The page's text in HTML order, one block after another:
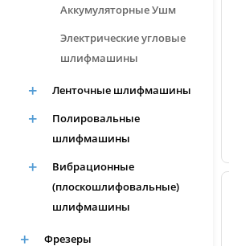
Аккумуляторные Ушм
Электрические угловые
шлифмашины
Ленточные шлифмашины
Полировальные
шлифмашины
Вибрационные
(плоскошлифовальные)
шлифмашины
Фрезеры